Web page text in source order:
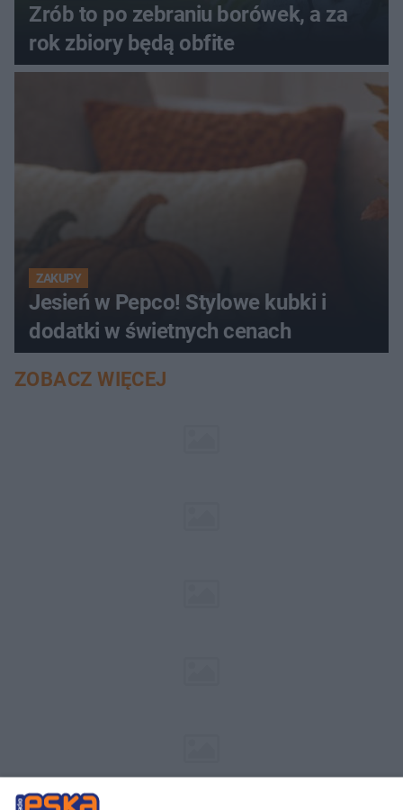
Zrób to po zebraniu borówek, a za
rok zbiory będą obfite
ZAKUPY
Jesień w Pepco! Stylowe kubki i
dodatki w świetnych cenach
ZOBACZ WIĘCEJ